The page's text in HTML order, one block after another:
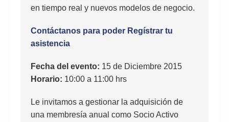
en tiempo real y nuevos modelos de negocio.
Contáctanos para poder Regístrar tu
asistencia
Fecha del evento: 15 de Diciembre 2015
Horario: 10:00 a 11:00 hrs
Le invitamos a gestionar la adquisición de
una membresía anual como Socio Activo